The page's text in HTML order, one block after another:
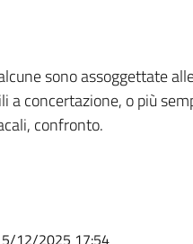
sono assoggettate
a concertazione, o più
confronto.
12/2025 17:54